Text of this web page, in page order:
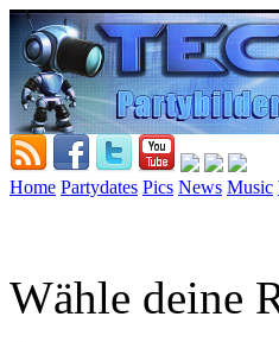
Home Partydates Pics News Music
Wähle deine